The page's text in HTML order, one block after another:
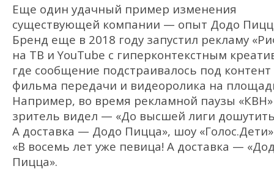
Еще один удачный пример изменения
существующей компании — опыт Додо
Бренд еще в 2018 году запустил рекламу
на ТВ и YouTube с гиперконтекстным
где сообщение подстраивалось под
фильма передачи и видеоролика на
Например, во время рекламной паузы «КВН»
зритель видел — «До высшей лиги
А доставка — Додо Пицца», шоу
«В восемь лет уже певица! А доставка —
Пицца».